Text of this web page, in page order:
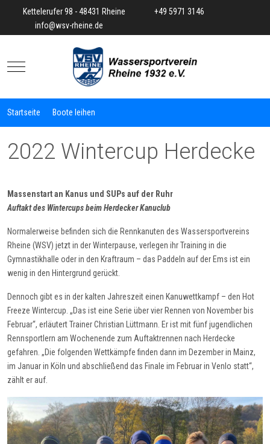
Kettelerufer 98 - 48431 Rheine
+49 5971 3146
info@wsv-rheine.de
Mobile Menu Toggle
Startseite Boote leihen
2022 Wintercup Herdecke
Massenstart an Kanus und SUPs auf der Ruhr
Auftakt des Wintercups beim Herdecker Kanuclub
Normalerweise befinden sich die Rennkanuten des Wassersportvereins
Rheine (WSV) jetzt in der Winterpause, verlegen ihr Training in die
Gymnastikhalle oder in den Kraftraum – das Paddeln auf der Ems ist ein
wenig in den Hintergrund gerückt.
Dennoch gibt es in der kalten Jahreszeit einen Kanuwettkampf – den Hot
Freeze Wintercup. „Das ist eine Serie über vier Rennen von November bis
Februar“, erläutert Trainer Christian Lüttmann. Er ist mit fünf jugendlichen
Rennsportlern am Wochenende zum Auftaktrennen nach Herdecke
gefahren. „Die folgenden Wettkämpfe finden dann im Dezember in Mainz,
im Januar in Köln und abschließend das Finale im Februar in Venlo statt“,
zählt er auf.